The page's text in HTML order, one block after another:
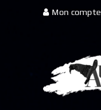
Mon compte